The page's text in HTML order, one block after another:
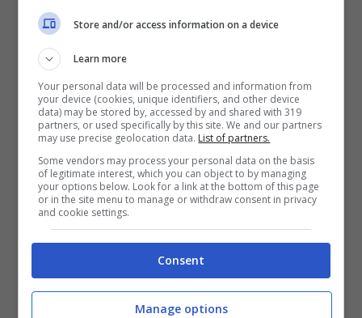
Della Vedova: “La
distruzione parte solo
dalla Russia”
Store and/or access information on a device
Learn more
Your personal data will be processed and information from
your device (cookies, unique identifiers, and other device
data) may be stored by, accessed by and shared with 319
partners, or used specifically by this site. We and our partners
may use precise geolocation data. List of partners.
Some vendors may process your personal data on the basis
of legitimate interest, which you can object to by managing
your options below. Look for a link at the bottom of this page
or in the site menu to manage or withdraw consent in privacy
and cookie settings.
Consent
Manage options